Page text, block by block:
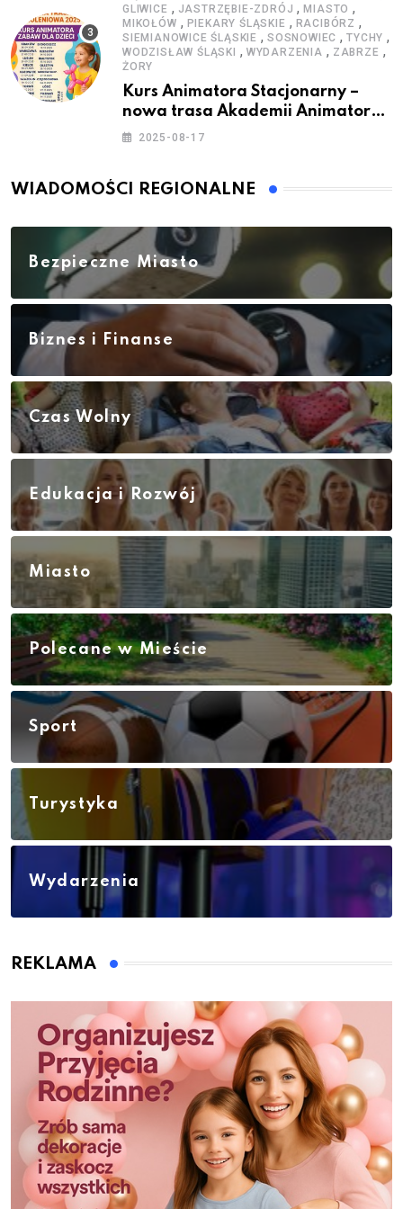
GLIWICE , JASTRZĘBIE-ZDRÓJ ,MIASTO ,
MIKOŁÓW , PIEKARY ŚLĄSKIE , RACIBÓRZ ,
SIEMIANOWICE ŚLĄSKIE ,SOSNOWIEC ,TYCHY ,
WODZISŁAW ŚLĄSKI , WYDARZENIA , ZABRZE ,
ŻORY
Kurs Animatora Stacjonarny –
nowa trasa Akademii Animatora
– jesień 2025
2025-08-17
WIADOMOŚCI REGIONALNE
Bezpieczne Miasto
Biznes i Finanse
Czas Wolny
Edukacja i Rozwój
Miasto
Polecane w Mieście
Sport
Turystyka
Wydarzenia
REKLAMA